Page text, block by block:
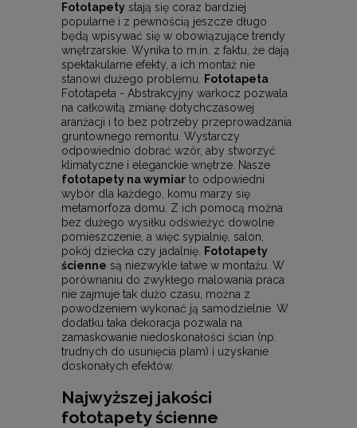
Fototapety stają się coraz bardziej
popularne i z pewnością jeszcze długo
będą wpisywać się w obowiązujące trendy
wnętrzarskie. Wynika to m.in. z faktu, że dają
spektakularne efekty, a ich montaż nie
stanowi dużego problemu. Fototapeta
Fototapeta - Abstrakcyjny warkocz pozwala
na całkowitą zmianę dotychczasowej
aranżacji i to bez potrzeby przeprowadzania
gruntownego remontu. Wystarczy
odpowiednio dobrać wzór, aby stworzyć
klimatyczne i eleganckie wnętrze. Nasze
fototapety na wymiar to odpowiedni
wybór dla każdego, komu marzy się
metamorfoza domu. Z ich pomocą można
bez dużego wysiłku odświeżyć dowolne
pomieszczenie, a więc sypialnię, salon,
pokój dziecka czy jadalnię. Fototapety
ścienne są niezwykle łatwe w montażu. W
porównaniu do zwykłego malowania praca
nie zajmuje tak dużo czasu, można z
powodzeniem wykonać ją samodzielnie. W
dodatku taka dekoracja pozwala na
zamaskowanie niedoskonałości ścian (np.
trudnych do usunięcia plam) i uzyskanie
doskonałych efektów.
Najwyższej jakości
fototapety ścienne